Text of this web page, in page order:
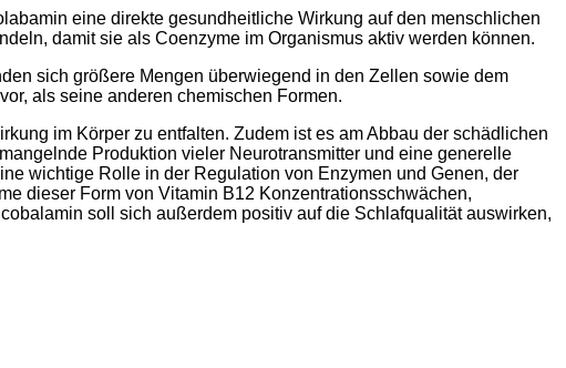
eine direkte gesundheitliche Wirkung auf den menschlichen
damit sie als Coenzyme im Organismus aktiv werden können.
sich größere Mengen überwiegend in den Zellen sowie dem
als seine anderen chemischen Formen.
im Körper zu entfalten. Zudem ist es am Abbau der schädlichen
Produktion vieler Neurotransmitter und eine generelle
wichtige Rolle in der Regulation von Enzymen und Genen, der
dieser Form von Vitamin B12 Konzentrationsschwächen,
soll sich außerdem positiv auf die Schlafqualität auswirken,